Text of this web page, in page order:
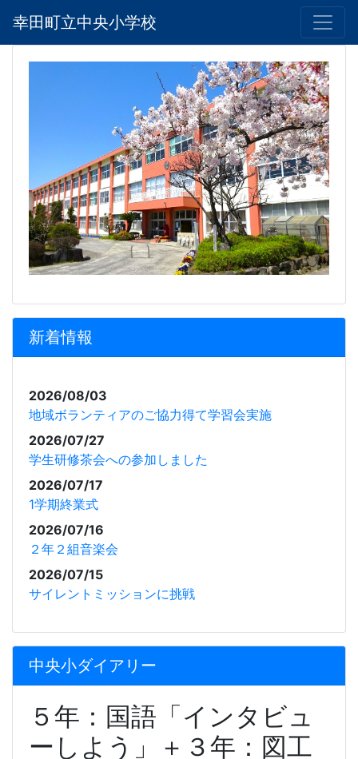
幸田町立中央小学校
新着情報
2026/08/03
地域ボランティアのご協力得て学習会実施
2026/07/27
学生研修茶会への参加しました
2026/07/17
1学期終業式
2026/07/16
２年２組音楽会
2026/07/15
サイレントミッションに挑戦
中央小ダイアリー
５年：国語「インタビュ
ーしよう」＋３年：図工